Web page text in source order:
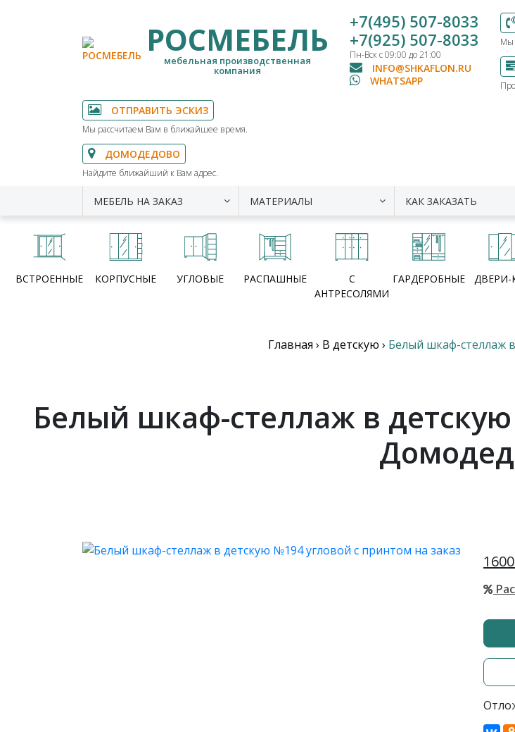
РОСМЕБЕЛЬ
мебельная производственная
компания
+7(495) 507-8033
+7(925) 507-8033
Пн-Вск с 09:00 до 21:00
INFO@SHKAFLON.RU
WHATSAPP
Мы
ОТПРАВИТЬ ЭСКИЗ
Мы рассчитаем Вам в ближайшее время.
ДОМОДЕДОВО
Найдите ближайший к Вам адрес.
МЕБЕЛЬ НА ЗАКАЗ МАТЕРИАЛЫ КАК ЗАКАЗАТЬ
ВСТРОЕННЫЕ КОРПУСНЫЕ УГЛОВЫЕ РАСПАШНЫЕ
С
АНТРЕСОЛЯМИ
ГАРДЕРОБНЫЕ ДВЕРИ-
Главная › В детскую › Белый шкаф-стеллаж
Белый шкаф-стеллаж в